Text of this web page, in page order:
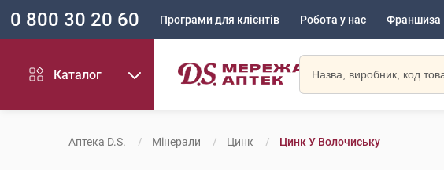
0 800 30 20 60 Програми для клієнтів Робота у нас Франшиза
Каталог
Аптека D.S. Мінерали Цинк Цинк У Волочиську